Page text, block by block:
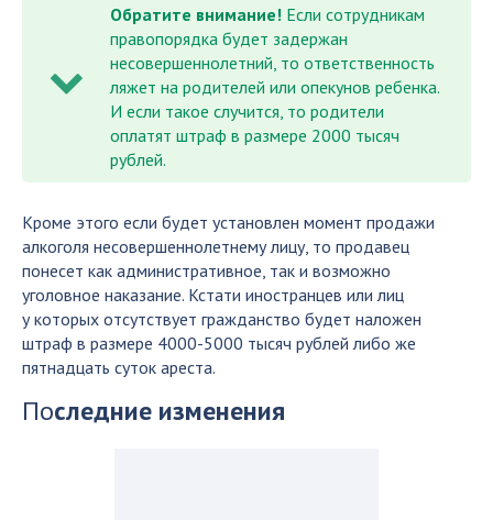
Обратите внимание! Если сотрудникам
правопорядка будет задержан
несовершеннолетний, то ответственность
ляжет на родителей или опекунов ребенка.
И если такое случится, то родители
оплатят штраф в размере 2000 тысяч
рублей.
Кроме этого если будет установлен момент продажи
алкоголя несовершеннолетнему лицу, то продавец
понесет как административное, так и возможно
уголовное наказание. Кстати иностранцев или лиц
у которых отсутствует гражданство будет наложен
штраф в размере 4000-5000 тысяч рублей либо же
пятнадцать суток ареста.
Последние изменения